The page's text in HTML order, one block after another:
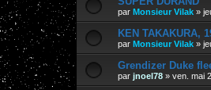
par Monsieur Vilak »
KEN TAKAKURA,
par Monsieur Vilak »
Grendizer Duke
par jnoel78 » ven. mai